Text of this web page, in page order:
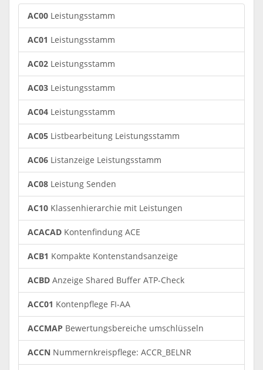
AC00 Leistungsstamm
AC01 Leistungsstamm
AC02 Leistungsstamm
AC03 Leistungsstamm
AC04 Leistungsstamm
AC05 Listbearbeitung Leistungsstamm
AC06 Listanzeige Leistungsstamm
AC08 Leistung Senden
AC10 Klassenhierarchie mit Leistungen
ACACAD Kontenfindung ACE
ACB1 Kompakte Kontenstandsanzeige
ACBD Anzeige Shared Buffer ATP-Check
ACC01 Kontenpflege FI-AA
ACCMAP Bewertungsbereiche umschlüsseln
ACCN Nummernkreispflege: ACCR_BELNR